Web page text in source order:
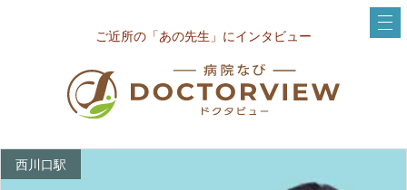
ご近所の「あの先生」にインタビュー
西川口駅